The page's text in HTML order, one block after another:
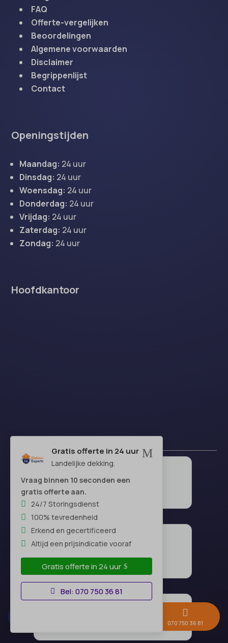
M
Gratis offerte in 24 uur
Landelijke dekking.
Vraag binnen 10 seconden een
gratis offerte aan.
24/7 Storingsdienst
100% tevredenheid
Erkend en gecertificeerd
Altijd een prijsindicatie vooraf
Gratis offerte in 24 uur
Bel: 070 750 36 81
FAQ
Offerte-vergelijken
Beoordelingen
Algemene voorwaarden
Disclaimer
Begrippenlijst
Contact
Openingstijden
Maandag: 24 uur
Dinsdag: 24 uur
Woensdag: 24 uur
Donderdag: 24 uur
Vrijdag: 24 uur
Zaterdag: 24 uur
Zondag: 24 uur
Hoofdkantoor

070 750 36 81